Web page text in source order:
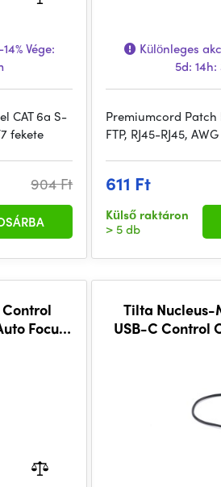
-14%Vége:
CAT 6a S-
fekete
904 Ft
Különleges
5d:
Premiumcord Patch
FTP, RJ45-RJ45,
611 Ft
Külső raktáron
> 5 db
Focus
Tilta Nucleus-
USB-C Control